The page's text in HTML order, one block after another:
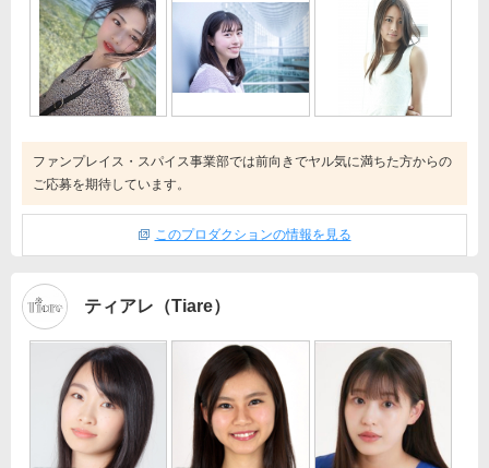
ファンプレイス・スパイス事業部では前向きでヤル気に満ちた方からの
ご応募を期待しています。
このプロダクションの情報を見る
ティアレ（Tiare）